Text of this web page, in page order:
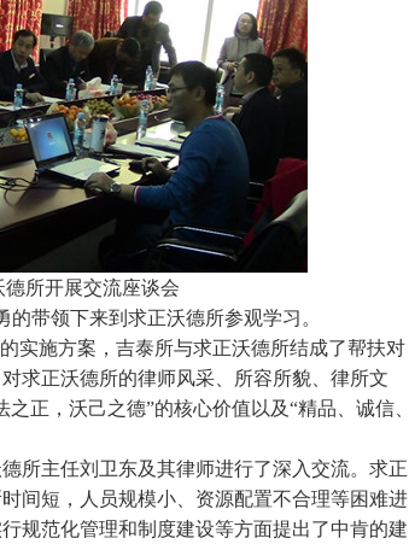
所开展交流座谈会
带领下来到求正沃德所参观学习。
实施方案，吉泰所与求正沃德所结成了帮扶对
求正沃德所的律师风采、所容所貌、律所文
正，沃己之德”的核心价值以及“精品、诚信、
所主任刘卫东及其律师进行了深入交流。求正
间短，人员规模小、资源配置不合理等困难进
规范化管理和制度建设等方面提出了中肯的建